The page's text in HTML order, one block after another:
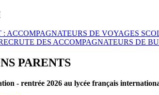
: ACCOMPAGNATEURS DE VOYAGES
DES ACCOMPAGNATEURS DE
PARENTS
- rentrée 2026 au lycée français